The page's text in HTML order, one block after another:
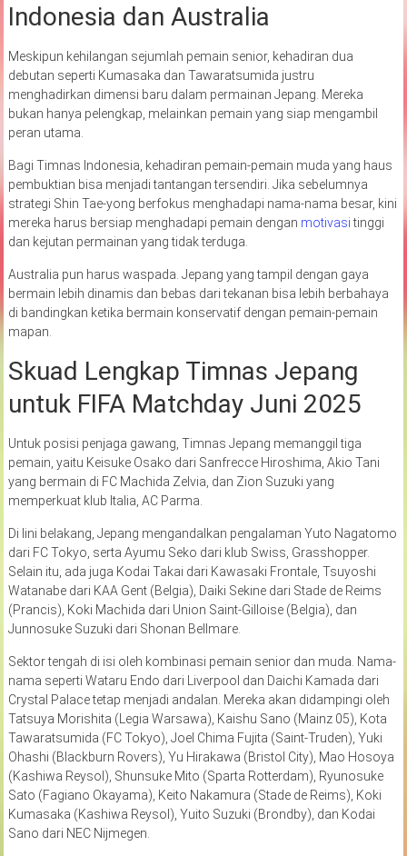
Indonesia dan Australia
Meskipun kehilangan sejumlah pemain senior, kehadiran dua
debutan seperti Kumasaka dan Tawaratsumida justru
menghadirkan dimensi baru dalam permainan Jepang. Mereka
bukan hanya pelengkap, melainkan pemain yang siap mengambil
peran utama.
Bagi Timnas Indonesia, kehadiran pemain-pemain muda yang haus
pembuktian bisa menjadi tantangan tersendiri. Jika sebelumnya
strategi Shin Tae-yong berfokus menghadapi nama-nama besar, kini
mereka harus bersiap menghadapi pemain dengan motivasitinggi
dan kejutan permainan yang tidak terduga.
Australia pun harus waspada. Jepang yang tampil dengan gaya
bermain lebih dinamis dan bebas dari tekanan bisa lebih berbahaya
di bandingkan ketika bermain konservatif dengan pemain-pemain
mapan.
Skuad Lengkap Timnas Jepang
untuk FIFA Matchday Juni 2025
Untuk posisi penjaga gawang, Timnas Jepang memanggil tiga
pemain, yaitu Keisuke Osako dari Sanfrecce Hiroshima, Akio Tani
yang bermain di FC Machida Zelvia, dan Zion Suzuki yang
memperkuat klub Italia, AC Parma.
Di lini belakang, Jepang mengandalkan pengalaman Yuto Nagatomo
dari FC Tokyo, serta Ayumu Seko dari klub Swiss, Grasshopper.
Selain itu, ada juga Kodai Takai dari Kawasaki Frontale, Tsuyoshi
Watanabe dari KAA Gent (Belgia), Daiki Sekine dari Stade de Reims
(Prancis), Koki Machida dari Union Saint-Gilloise (Belgia), dan
Junnosuke Suzuki dari Shonan Bellmare.
Sektor tengah di isi oleh kombinasi pemain senior dan muda. Nama-
nama seperti Wataru Endo dari Liverpool dan Daichi Kamada dari
Crystal Palace tetap menjadi andalan. Mereka akan didampingi oleh
Tatsuya Morishita (Legia Warsawa), Kaishu Sano (Mainz 05), Kota
Tawaratsumida (FC Tokyo), Joel Chima Fujita (Saint-Truden), Yuki
Ohashi (Blackburn Rovers), Yu Hirakawa (Bristol City), Mao Hosoya
(Kashiwa Reysol), Shunsuke Mito (Sparta Rotterdam), Ryunosuke
Sato (Fagiano Okayama), Keito Nakamura (Stade de Reims), Koki
Kumasaka (Kashiwa Reysol), Yuito Suzuki (Brondby), dan Kodai
Sano dari NEC Nijmegen.